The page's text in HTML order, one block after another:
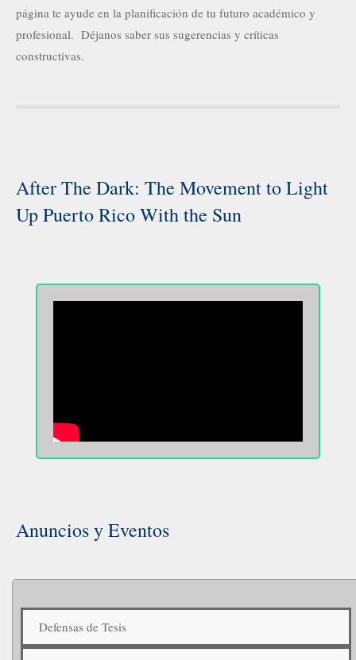
página te ayude en la planificación de tu futuro académico y
profesional. Déjanos saber sus sugerencias y críticas
constructivas.
After The Dark: The Movement to Light
Up Puerto Rico With the Sun
Anuncios y Eventos
Defensas de Tesis